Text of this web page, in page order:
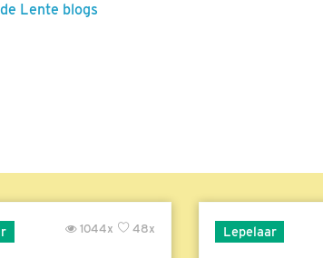
Lente blogs
48x
1044x Lepelaar